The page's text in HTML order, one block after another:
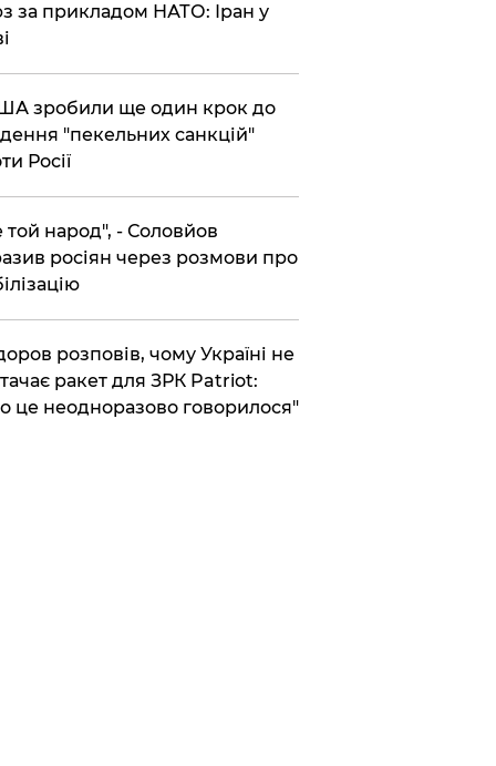
за прикладом НАТО: Іран у
зробили ще один крок до
"пекельних санкцій"
Росії
той народ", - Соловйов
росіян через розмови про
розповів, чому Україні не
ракет для ЗРК Patriot:
це неодноразово говорилося"